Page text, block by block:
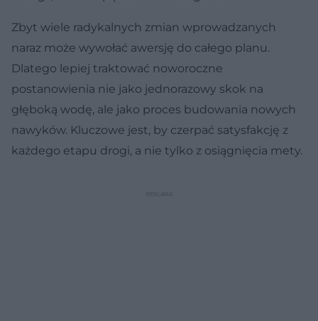
Zbyt wiele radykalnych zmian wprowadzanych
naraz może wywołać awersję do całego planu.
Dlatego lepiej traktować noworoczne
postanowienia nie jako jednorazowy skok na
głęboką wodę, ale jako proces budowania nowych
nawyków. Kluczowe jest, by czerpać satysfakcję z
każdego etapu drogi, a nie tylko z osiągnięcia mety.